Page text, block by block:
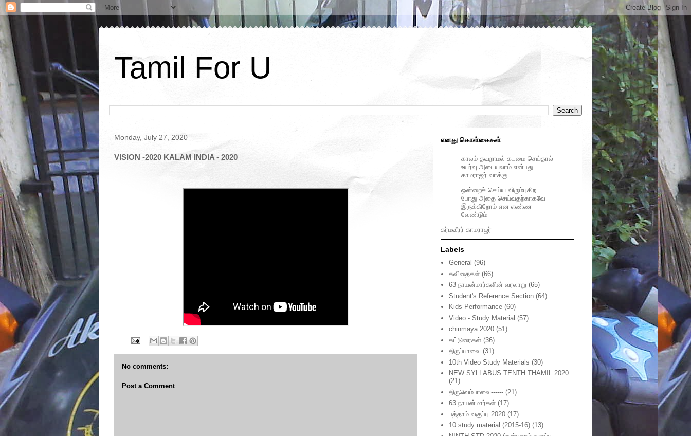
Tamil For U
Monday, July 27, 2020
VISION -2020 KALAM INDIA - 2020
No comments:
Post a Comment
எனது கொள்கைகள்
காலம் தவறாமல் கடமை செய்தால்
உயர்வு அடையலாம் என்பது
காமராஜர் வாக்கு
ஒன்றைச் செய்ய விரும்புகிற
போது அதை செய்வதற்காகவே
இருக்கிறோம் என எண்ண
வேண்டும்
கர்மவீரர் காமராஜர்
Labels
General (96)
கவிதைகள் (66)
63 நாயன்மார்களின் வரலாறு (65)
Student's Reference Section (64)
Kids Performance (60)
Video - Study Material (57)
chinmaya 2020 (51)
கட்டுரைகள் (36)
திருப்பாவை (31)
10th Video Study Materials (30)
NEW SYLLABUS TENTH THAMIL 2020
(21)
திருவெம்பாவை------ (21)
63 நாயன்மார்கள் (17)
பத்தாம் வகுப்பு 2020 (17)
10 study material (2015-16) (13)